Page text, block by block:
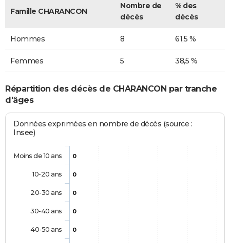
Famille CHARANCON
Nombre de
décès
% des
décès
Hommes 8 61,5 %
Femmes 5 38,5 %
Répartition des décès de CHARANCON par tranche
d'âges
Données exprimées en nombre de décès (source :
Insee)
0
0
0
0
0
Moins de 10 ans
10-20 ans
20-30 ans
30-40 ans
40-50 ans